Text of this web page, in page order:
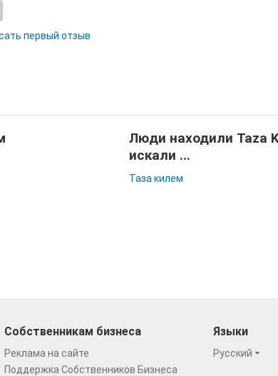
первый отзыв
Люди находили Taza
искали ...
Таза килем
Собственникам бизнеса
Реклама на сайте
Поддержка Собственников Бизнеса
Языки
Русский